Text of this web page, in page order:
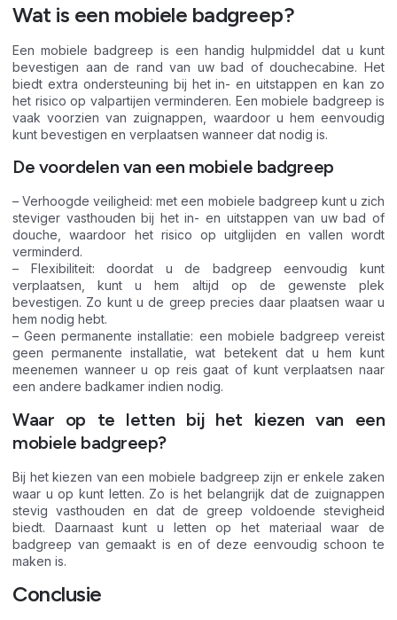
Wat is een mobiele badgreep?
Een mobiele badgreep is een handig hulpmiddel dat u kunt
bevestigen aan de rand van uw bad of douchecabine. Het
biedt extra ondersteuning bij het in- en uitstappen en kan zo
het risico op valpartijen verminderen. Een mobiele badgreep is
vaak voorzien van zuignappen, waardoor u hem eenvoudig
kunt bevestigen en verplaatsen wanneer dat nodig is.
De voordelen van een mobiele badgreep
– Verhoogde veiligheid: met een mobiele badgreep kunt u zich
steviger vasthouden bij het in- en uitstappen van uw bad of
douche, waardoor het risico op uitglijden en vallen wordt
verminderd.
– Flexibiliteit: doordat u de badgreep eenvoudig kunt
verplaatsen, kunt u hem altijd op de gewenste plek
bevestigen. Zo kunt u de greep precies daar plaatsen waar u
hem nodig hebt.
– Geen permanente installatie: een mobiele badgreep vereist
geen permanente installatie, wat betekent dat u hem kunt
meenemen wanneer u op reis gaat of kunt verplaatsen naar
een andere badkamer indien nodig.
Waar op te letten bij het kiezen van een
mobiele badgreep?
Bij het kiezen van een mobiele badgreep zijn er enkele zaken
waar u op kunt letten. Zo is het belangrijk dat de zuignappen
stevig vasthouden en dat de greep voldoende stevigheid
biedt. Daarnaast kunt u letten op het materiaal waar de
badgreep van gemaakt is en of deze eenvoudig schoon te
maken is.
Conclusie